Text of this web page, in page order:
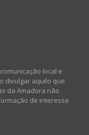
local e
divulgar aquilo que
da Amadora não
de interesse